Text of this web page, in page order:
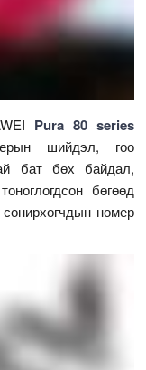
Pura 80 series
шийдэл, гоо
бат бөх байдал,
бөгөөд
сонирхогчдын номер